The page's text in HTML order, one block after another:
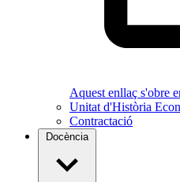
Aquest enllaç s'obre
Unitat d'Història
Contractació
Docència